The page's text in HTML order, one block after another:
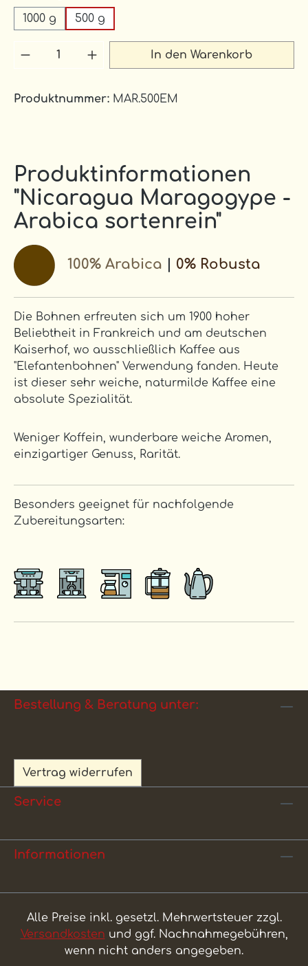
1000 g 500 g
Produkt Anzahl: Gib den
In den Warenkorb
Produktnummer: MAR.500EM
Produktinformationen
"Nicaragua Maragogype -
Arabica sortenrein"
100% Arabica 0% Robusta
Die Bohnen erfreuten sich um 1900 hoher
Beliebtheit in Frankreich und am deutschen
Kaiserhof, wo ausschließlich Kaffee aus
"Elefantenbohnen" Verwendung fanden. Heute
ist dieser sehr weiche, naturmilde Kaffee eine
absolute Spezialität.
Weniger Koffein, wunderbare weiche Aromen,
einzigartiger Genuss, Rarität.
Besonders geeignet für nachfolgende
Zubereitungsarten:
Bestellung & Beratung unter:
Vertrag widerrufen
Service
Informationen
Alle Preise inkl. gesetzl. Mehrwertsteuer zzgl.
Versandkosten und ggf. Nachnahmegebühren,
wenn nicht anders angegeben.